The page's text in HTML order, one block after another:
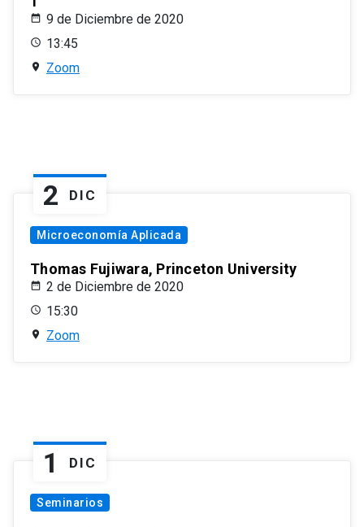
9 de Diciembre de 2020
13:45
Zoom
2 DIC
Microeconomía Aplicada
Thomas Fujiwara, Princeton University
2 de Diciembre de 2020
15:30
Zoom
1 DIC
Seminarios